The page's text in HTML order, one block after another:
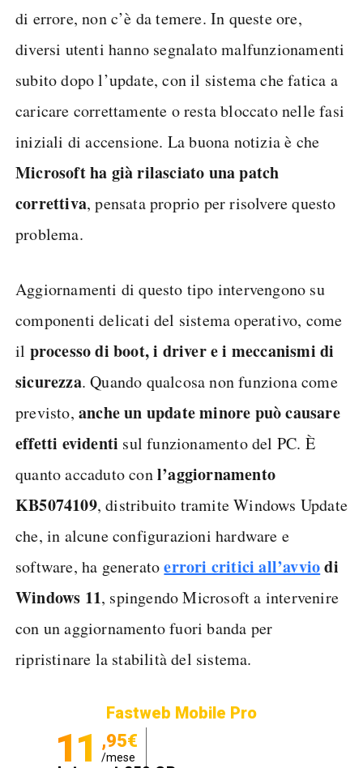
di errore, non c’è da temere. In queste ore,
diversi utenti hanno segnalato malfunzionamenti
subito dopo l’update, con il sistema che fatica a
caricare correttamente o resta bloccato nelle fasi
iniziali di accensione. La buona notizia è che
Microsoft ha già rilasciato una patch
correttiva, pensata proprio per risolvere questo
problema.
Aggiornamenti di questo tipo intervengono su
componenti delicati del sistema operativo, come
il processo di boot, i driver e i meccanismi di
sicurezza. Quando qualcosa non funziona come
previsto, anche un update minore può causare
effetti evidenti sul funzionamento del PC. È
quanto accaduto conl’aggiornamento
KB5074109, distribuito tramite Windows Update
che, in alcune configurazioni hardware e
software, ha generatoerrori critici all’avviodi
Windows 11, spingendo Microsoft a intervenire
con un aggiornamento fuori banda per
ripristinare la stabilità del sistema.
Fastweb Mobile Pro
11 ,95€
/mese